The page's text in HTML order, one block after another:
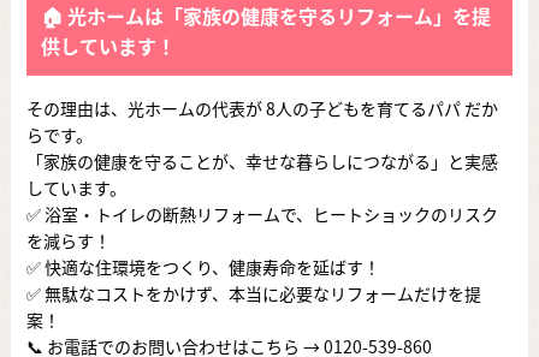
🏠 光ホームは「家族の健康を守るリフォーム」を提
供しています！
その理由は、光ホームの代表が 8人の子どもを育てるパパ だか
らです。
「家族の健康を守ることが、幸せな暮らしにつながる」と実感
しています。
✅ 浴室・トイレの断熱リフォームで、ヒートショックのリスク
を減らす！
✅ 快適な住環境をつくり、健康寿命を延ばす！
✅ 無駄なコストをかけず、本当に必要なリフォームだけを提
案！
📞 お電話でのお問い合わせはこちら →0120-539-860